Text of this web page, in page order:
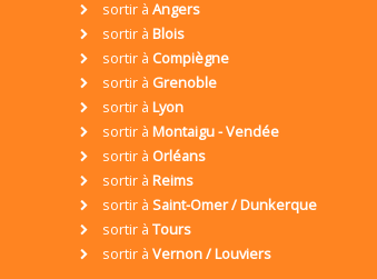
sortir à Angers
sortir à Blois
sortir à Compiègne
sortir à Grenoble
sortir à Lyon
sortir à Montaigu - Vendée
sortir à Orléans
sortir à Reims
sortir à Saint-Omer / Dunkerque
sortir à Tours
sortir à Vernon / Louviers